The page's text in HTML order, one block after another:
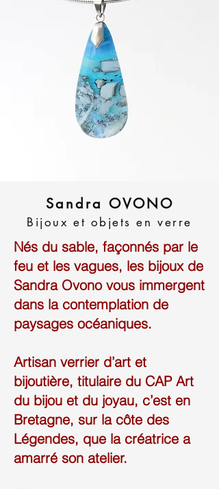
Sandra OVONO
Bijoux et objets en verre
Nés du sable, façonnés par le
feu et les vagues, les bijoux de
Sandra Ovono vous immergent
dans la contemplation de
paysages océaniques.
Artisan verrier d’art et
bijoutière, titulaire du CAP Art
du bijou et du joyau, c’est en
Bretagne, sur la côte des
Légendes, que la créatrice a
amarré son atelier.